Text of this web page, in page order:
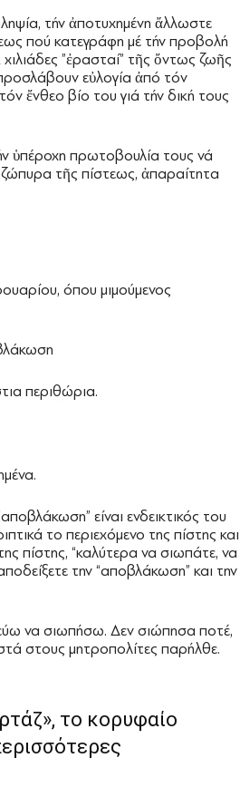
τήν ἀποτυχημένη ἄλλωστε
πού κατεγράφη μέ τήν προβολή
”ἐρασταί” τῆς ὄντως ζωῆς
εὐλογία ἀπό τόν
ἔνθεο βίο του γιά τήν δική τους
ὑπέροχη πρωτοβουλία τους νά
τῆς πίστεως, ἀπαραίτητα
όπου μιμούμενος
περιθώρια.
είναι ενδεικτικός του
το περιεχόμενο της πίστης και
πίστης, “καλύτερα να σιωπάτε, να
την “αποβλάκωση” και την
να σιωπήσω. Δεν σιώπησα ποτέ,
στους μητροπολίτες παρήλθε.
το κορυφαίο